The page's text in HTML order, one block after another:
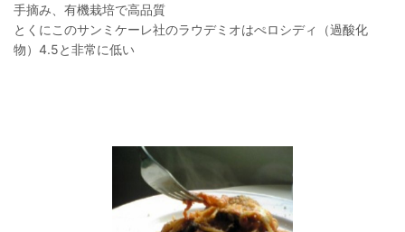
手摘み、有機栽培で高品質
とくにこのサンミケーレ社のラウデミオはぺロシディ（過酸化
物）4.5と非常に低い